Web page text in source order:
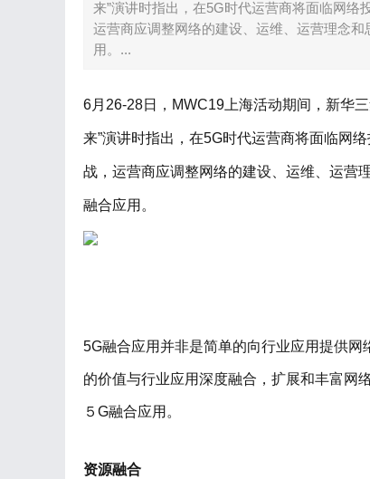
来”演讲时指出，在5G时代运营商将面临网络
运营商应调整网络的建设、运维、运营理念
用。...
6月26-28日，MWC19上海活动期间，新华
来”演讲时指出，在5G时代运营商将面临网
战，运营商应调整网络的建设、运维、运营
融合应用。
5G融合应用并非是简单的向行业应用提供
的价值与行业应用深度融合，扩展和丰富网
５G融合应用。
资源融合